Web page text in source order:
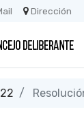
Dirección